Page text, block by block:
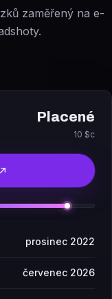
zaměřený na e-
Placené
10 $c
prosinec 2022
červenec 2026